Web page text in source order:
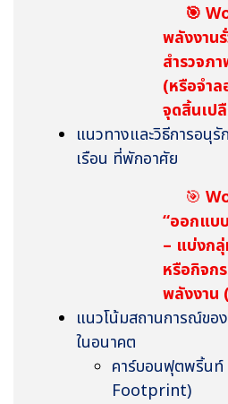
🎯
พลังงาน
สำรวจภ
(หรือจำล
จุดสิ้นเป
แนวทางและวิธีการอนุ
เรือน ที่พักอาศัย
🎯
“ออกแบ
– แบ่งก
หรือกิจก
พลังงาน
แนวโน้มสถานการณ์ขอ
ในอนาคต
คาร์บอนฟุตพริ้นท์
Footprint)